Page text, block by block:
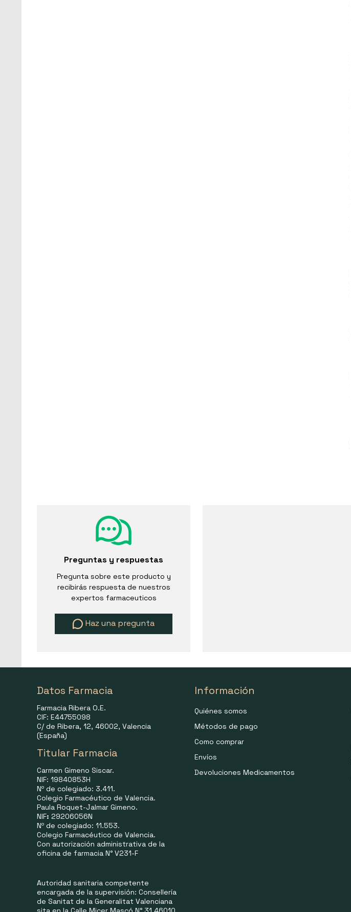
Preguntas y respuestas
Pregunta sobre este producto y
recibirás respuesta de nuestros
expertos farmaceuticos
Haz una pregunta
Datos Farmacia
Farmacia Ribera O.E.
CIF: E44755098
C/ de Ribera, 12, 46002, Valencia
(España)
Titular Farmacia
Carmen Gimeno Siscar.
NIF: 19840853H
Nº de colegiado: 3.411.
Colegio Farmacéutico de Valencia.
Paula Roquet-Jalmar Gimeno.
NIF: 29206056N
Nº de colegiado: 11.553.
Colegio Farmacéutico de Valencia.
Con autorización administrativa de la
oficina de farmacia N° V231-F
Autoridad sanitaria competente
encargada de la supervisión: Consellería
de Sanitat de la Generalitat Valenciana
Información
Quiénes somos
Métodos de pago
Como comprar
Envíos
Devoluciones Medicamentos